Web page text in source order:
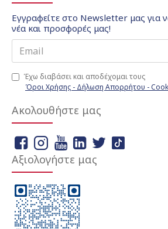
Εγγραφείτε στο Newsletter μας για
νέα και προσφορές μας!
Έχω διαβάσει και αποδέχομαι τους
Όροι Χρήσης - Δήλωση Απορρήτου -
Ακολουθήστε μας
Αξιολογήστε μας